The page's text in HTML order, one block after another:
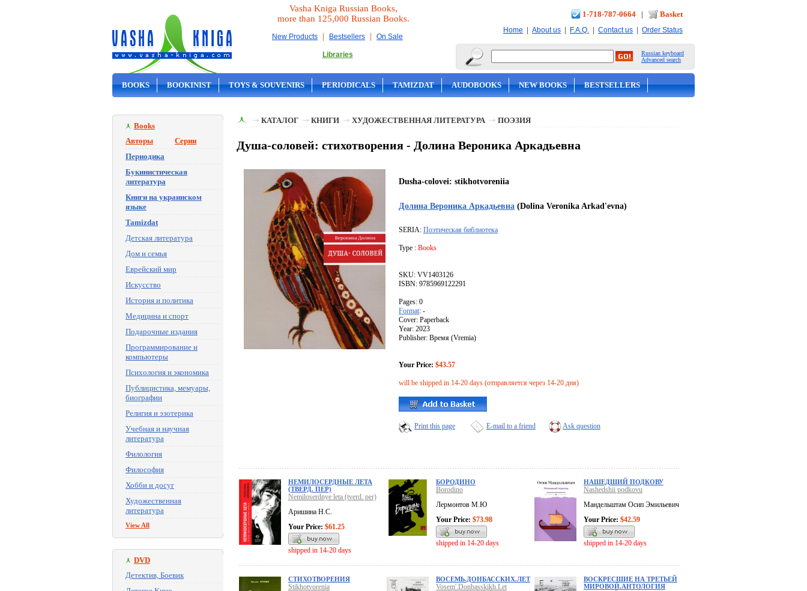
Vasha Kniga Russian Books,
more than 125,000 Russian Books.
New Products | Bestsellers | On Sale
Libraries
1-718-787-0664 | Basket
Home | About us | F.A.Q. | Contact us | Order Status
Russian keyboard
Advanced search
BOOKS BOOKINIST TOYS & SOUVENIRS PERIODICALS TAMIZDAT AUDOBOOKS NEW BOOKS BESTSELLERS
Books
Авторы
Серии
Периодика
Букинистическая
литература
Книги на украинском
языке
Tamizdat
Детская литература
Дом и семья
Еврейский мир
Искусство
История и политика
Медицина и спорт
Подарочные издания
Программирование и
компьютеры
Психология и экономика
Публицистика, мемуары,
биографии
Религия и эзотерика
Учебная и научная
литература
Филология
Философия
Хобби и досуг
Художественная
литература
View All
DVD
Детектив, Боевик
КАТАЛОГ КНИГИ ХУДОЖЕСТВЕННАЯ ЛИТЕРАТУРА ПОЭЗИЯ
Душа-cоловей: стихотворения - Долина Вероника Аркадьевна
Dusha-colovei: stikhotvoreniia
Долина Вероника Аркадьевна (Dolina Veronika Arkad'evna)
SERIA: Поэтическая библиотека
Type : Books
SKU: VV1403126
ISBN: 9785969122291
Pages: 0
Format: -
Cover: Paperback
Year: 2023
Publisher: Время (Vremia)
Your Price: $43.57
will be shipped in 14-20 days (отправляется через 14-20 дня)
Print this page E-mail to a friend Ask question
НЕМИЛОСЕРДНЫЕ ЛЕТА
(ТВЕРД. ПЕР)
Nemiloserdnye leta (tverd. per)
Аришина Н.С.
Your Price: $61.25
shipped in 14-20 days
БОРОДИНО
Borodino
Лермонтов М.Ю
Your Price: $73.98
shipped in 14-20 days
НАШЕДШИЙ ПОДКОВУ
Nashedshii podkovu
Мандельштам Осип Эмильевич
Your Price: $42.59
shipped in 14-20 days
CТИХОТВОРЕНИЯ
Stikhotvorenia
ВОСЕМЬ.ДОНБАССКИХ.ЛЕТ
Vosem'.Donbasskikh.Let
ВОСКРЕСШИЕ НА ТРЕТЬЕЙ
МИРОВОЙ.АНТОЛОГИЯ